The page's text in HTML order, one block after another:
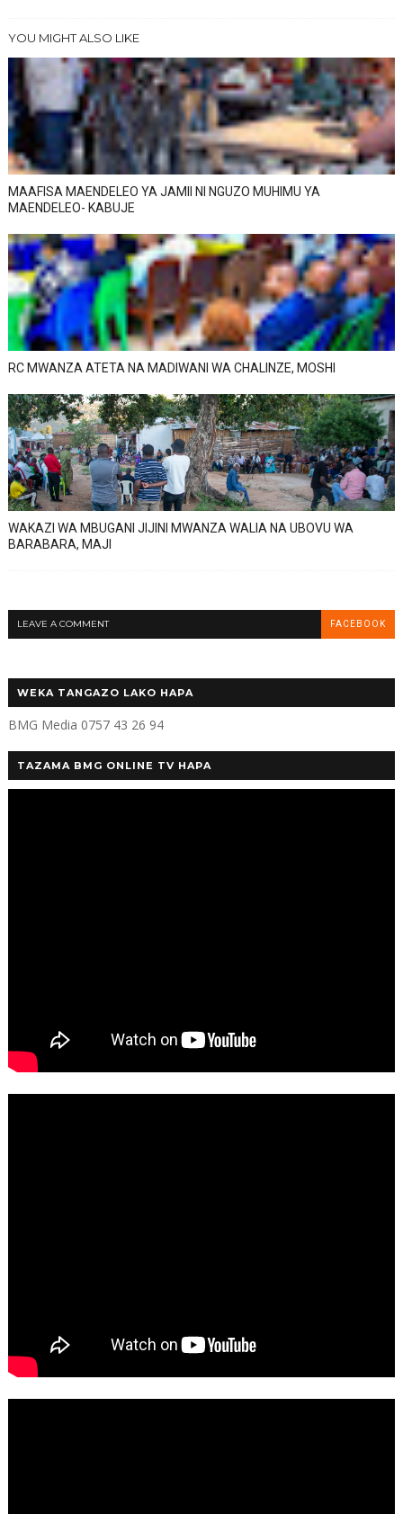
YOU MIGHT ALSO LIKE
MAAFISA MAENDELEO YA JAMII NI NGUZO MUHIMU YA
MAENDELEO- KABUJE
RC MWANZA ATETA NA MADIWANI WA CHALINZE, MOSHI
WAKAZI WA MBUGANI JIJINI MWANZA WALIA NA UBOVU WA
BARABARA, MAJI
LEAVE A COMMENT FACEBOOK
WEKA TANGAZO LAKO HAPA
BMG Media 0757 43 26 94
TAZAMA BMG ONLINE TV HAPA